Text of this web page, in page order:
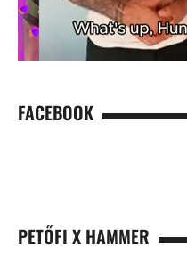
FACEBOOK
PETŐFI X HAMMER